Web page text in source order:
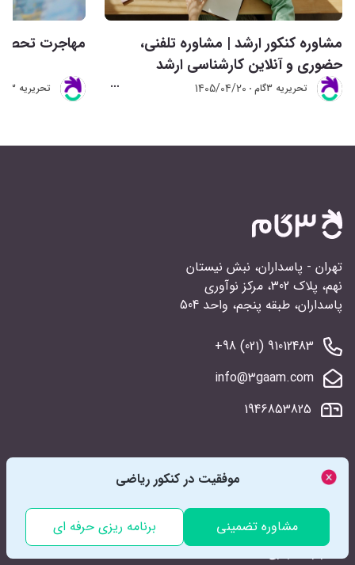
مشاوره کنکور ارشد | مشاوره تلفنی،
حضوری و آنلاین کارشناسی ارشد
تحريريه 3گام 1405/04/20
مهاجرت
تحريريه 3گام
تهران - پاسداران، نبش نیستان
نهم، پلاک 302، مرکز نوآوری
پاسداران، طبقه پنجم، واحد 504
91012483 (021) 98+
info@3gaam.com
1946853825
خدمات
تالار اساتید
دفتربرنامه‌ریزی
موفقیت در کنکور ریاضی
مشاوره تضمینی برنامه ریزی حرفه ای